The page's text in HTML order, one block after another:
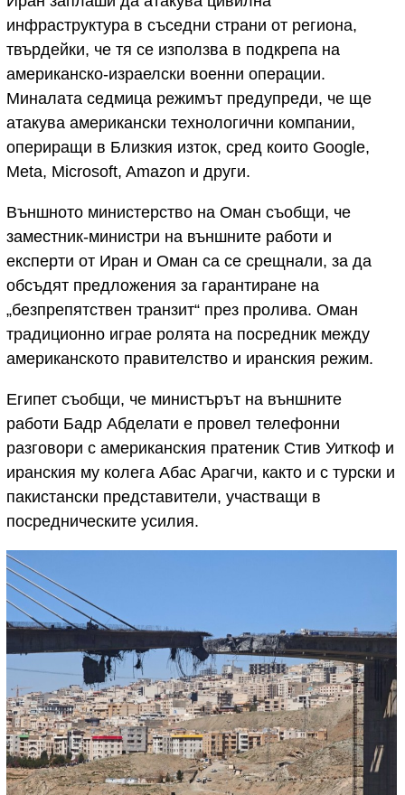
инфраструктура в съседни страни от региона,
твърдейки, че тя се използва в подкрепа на
американско-израелски военни операции.
Миналата седмица режимът предупреди, че ще
атакува американски технологични компании,
опериращи в Близкия изток, сред които Google,
Meta, Microsoft, Amazon и други.
Външното министерство на Оман съобщи, че
заместник-министри на външните работи и
експерти от Иран и Оман са се срещнали, за да
обсъдят предложения за гарантиране на
„безпрепятствен транзит“ през пролива. Оман
традиционно играе ролята на посредник между
американското правителство и иранския режим.
Египет съобщи, че министърът на външните
работи Бадр Абделати е провел телефонни
разговори с американския пратеник Стив Уиткоф и
иранския му колега Абас Арагчи, както и с турски и
пакистански представители, участващи в
посредническите усилия.